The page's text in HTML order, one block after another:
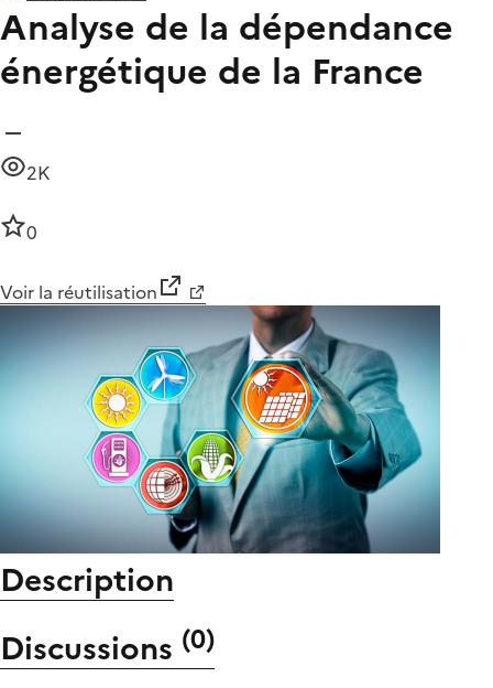
Analyse de la dépendance
énergétique de la France
2K
0
Voir la réutilisation
Description
Discussions (0)